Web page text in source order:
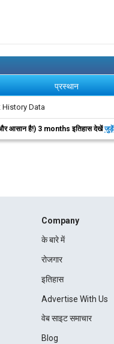
प्रस्थान
History Data
और आसान है!) 3 months इतिहास देखेंजुड़ें
Company
के बारे में
रोजगार
इतिहास
Advertise With Us
वेब साइट समाचार
Blog